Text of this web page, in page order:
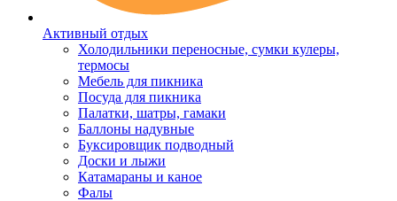
Активный отдых
Холодильники переносные, сумки кулеры,
термосы
Мебель для пикника
Посуда для пикника
Палатки, шатры, гамаки
Баллоны надувные
Буксировщик подводный
Доски и лыжи
Катамараны и каное
Фалы